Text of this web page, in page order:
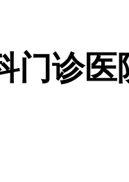
门诊医